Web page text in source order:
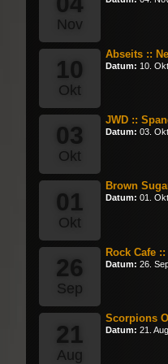
Nov
10
Okt
Abseits ::
Datum: 10.
03
Okt
JWD ::
Datum: 03.
01
Okt
Brown
Datum: 01.
26
Sep
Rock Cafe
Datum: 26.
21
Aug
Scorpions
Datum: 21.